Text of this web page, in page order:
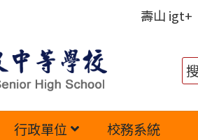
壽山 igt+
行政單位 校務系統